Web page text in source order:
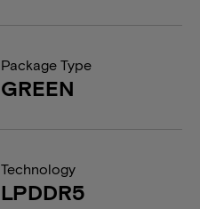
Package Type
GREEN
Technology
LPDDR5